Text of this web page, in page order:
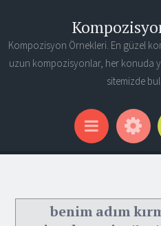
Kompozisyon Örnekleri. En güzel
uzun kompozisyonlar, her konuda
sitemizde
Menu
benim adım